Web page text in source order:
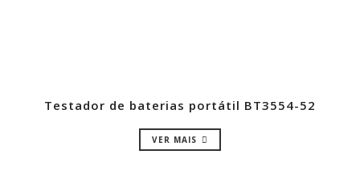
Testador de baterias portátil BT3554-52
VER MAIS